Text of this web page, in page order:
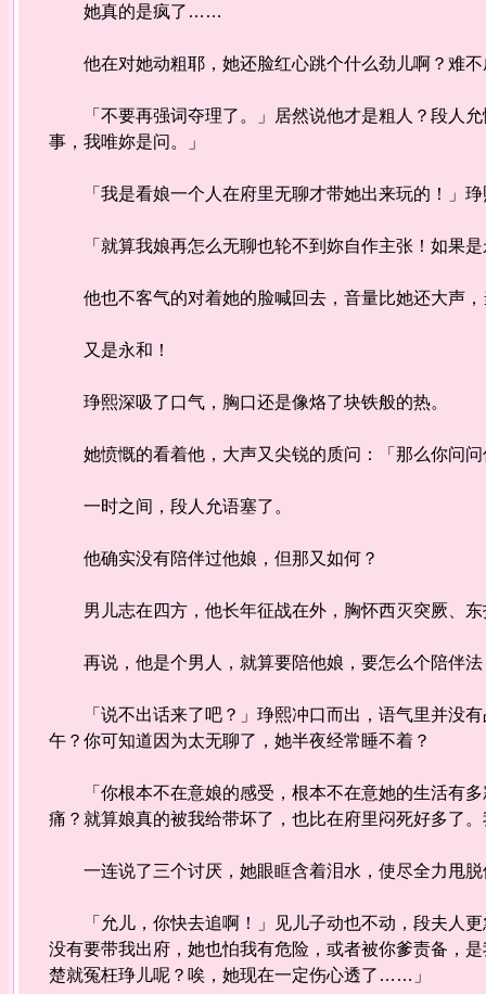
她真的是疯了……
他在对她动粗耶，她还脸红心跳个什么劲儿啊？难不
「不要再强词夺理了。」居然说他才是粗人？段人允
事，我唯妳是问。」
「我是看娘一个人在府里无聊才带她出来玩的！」琤
「就算我娘再怎么无聊也轮不到妳自作主张！如果是
他也不客气的对着她的脸喊回去，音量比她还大声，
又是永和！
琤熙深吸了口气，胸口还是像烙了块铁般的热。
她愤慨的看着他，大声又尖锐的质问：「那么你问问
一时之间，段人允语塞了。
他确实没有陪伴过他娘，但那又如何？
男儿志在四方，他长年征战在外，胸怀西灭突厥、东
再说，他是个男人，就算要陪他娘，要怎么个陪伴法
「说不出话来了吧？」琤熙冲口而出，语气里并没有
午？你可知道因为太无聊了，她半夜经常睡不着？
「你根本不在意娘的感受，根本不在意她的生活有多
痛？就算娘真的被我给带坏了，也比在府里闷死好多了
一连说了三个讨厌，她眼眶含着泪水，使尽全力甩脱
「允儿，你快去追啊！」见儿子动也不动，段夫人更
没有要带我出府，她也怕我有危险，或者被你爹责备，
楚就冤枉琤儿呢？唉，她现在一定伤心透了……」